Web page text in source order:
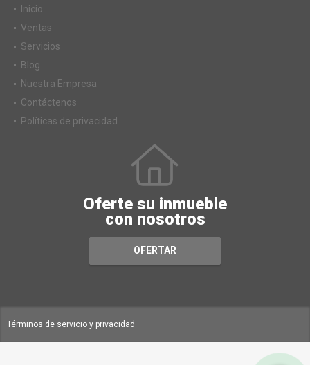
Inicio
Ventas
Servicios
Blog
Nuestra Empresa
Contáctenos
Oferte su inmueble
con nosotros
OFERTAR
Términos de servicio y privacidad